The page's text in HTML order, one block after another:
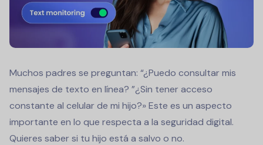
Muchos padres se preguntan: “¿Puedo consultar mis
mensajes de texto en línea? ”¿Sin tener acceso
constante al celular de mi hijo?» Este es un aspecto
importante en lo que respecta a la seguridad digital.
Quieres saber si tu hijo está a salvo o no.